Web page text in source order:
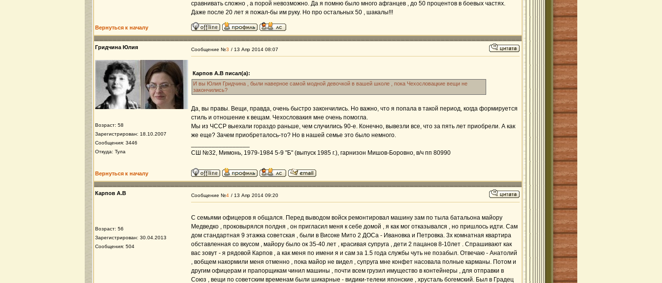
сравнивать сложно , а порой невозможно. Да я помню было много афганцев , до 50 процентов в боевых частях.
Даже после 20 лет я пожал-бы им руку. Но про остальных 50 , шакалы!!!
Вернуться к началу
Гридчина Юлия
Возраст: 58
Зарегистрирован: 18.10.2007
Сообщения: 3446
Откуда: Тула
Сообщение №3 / 13 Апр 2014 08:07
Карпов А.В писал(а):
И вы Юлия Гридчина , были наверное самой модной девочкой в вашей школе , пока Чехословацкие вещи не
закончились?
Да, вы правы. Вещи, правда, очень быстро закончились. Но важно, что я попала в такой период, когда формируется
стиль и отношение к вещам. Чехословакия мне очень помогла.
Мы из ЧССР выехали гораздо раньше, чем случились 90-е. Конечно, вывезли все, что за пять лет приобрели. А как
же еще? Зачем приобреталось-то? Но в нашей семье это было немного.
СШ №32, Мимонь, 1979-1984 5-9 "Б" (выпуск 1985 г.), гарнизон Мишов-Боровно, в/ч пп 80990
Вернуться к началу
Карпов А.В
Возраст: 56
Зарегистрирован: 30.04.2013
Сообщения: 504
Сообщение №4 / 13 Апр 2014 09:20
С семьями офицеров я общался. Перед выводом войск ремонтировал машину зам по тыла батальона майору
Медведко , проковырялся полдня , он пригласил меня к себе домой , я как мог отказывался , но пришлось идти. Сам
дом стандартная 9 этажка советская , были в Високе Мито 2 ДОСа - Ивановка и Петровка. 3х комнатная квартира
обставленная со вкусом , майору было ок 35-40 лет , красивая супруга , дети 2 пацанов 8-10лет . Спрашивают как
вас зовут - я рядовой Карпов , а как меня по имени я и сам за 1.5 года службы чуть не позабыл. Отвечаю - Анатолий
, вобщем накормили меня отменно , пока майор не видел , супруга мне конфет насовала полные карманы. Потом и
другим офицерам и прапорщикам чинил машины , почти всем грузил имущество в контейнеры , для отправки в
Союз , вещи по советским временам были шикарные - видики-телеки японские , хрусталь богемский. Был в Градец